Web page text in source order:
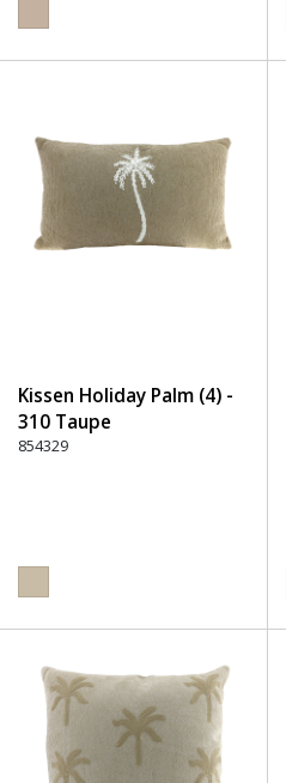
Kissen Holiday Palm (4) -
310 Taupe
854329